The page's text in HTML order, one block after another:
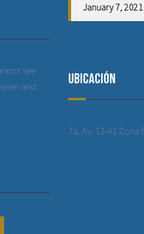
see
and
January 7, 2021
Ubicación
7a. Av. 13-41